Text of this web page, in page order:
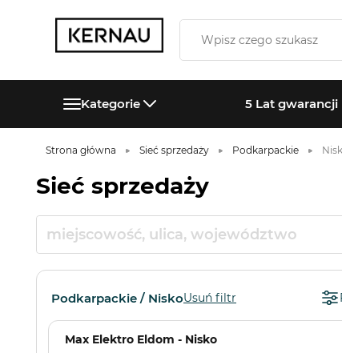
Kategorie 5 Lat gwarancji
Strona główna Sieć sprzedaży Podkarpackie
Sieć sprzedaży
Podkarpackie / NiskoUsuń filtr
Max Elektro Eldom - Nisko